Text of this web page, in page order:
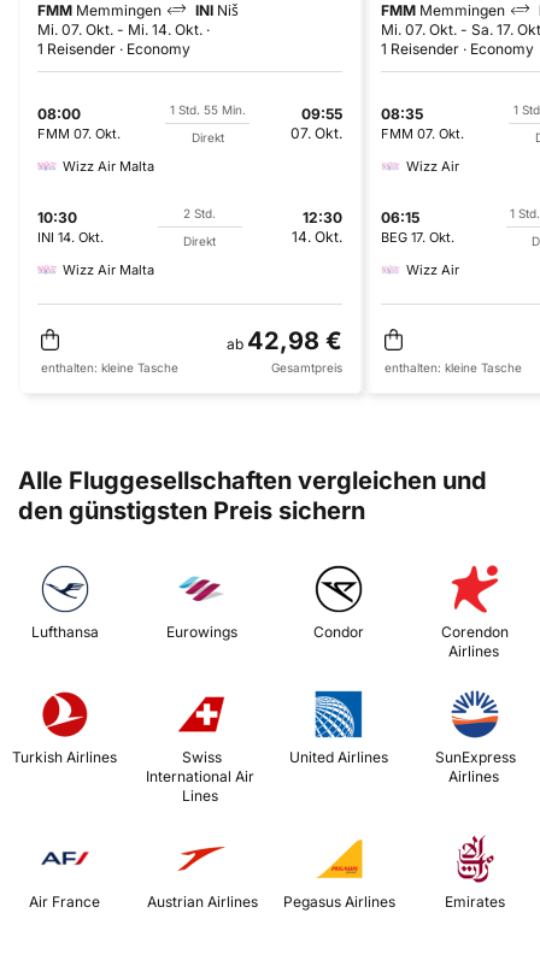
FMM Memmingen INI Niš
Mi. 07. Okt. - Mi. 14. Okt.
1 Reisender
Economy
08:00
FMM 07. Okt.
1 Std. 55 Min.
Direkt
09:55
07. Okt.
Wizz Air Malta
10:30
INI 14. Okt.
2 Std.
Direkt
12:30
14. Okt.
Wizz Air Malta
ab 42,98 €
enthalten: kleine Tasche Gesamtpreis
FMM Memmingen
Mi. 07. Okt. - Sa. 17.
1 Reisender
Economy
08:35
FMM 07. Okt.
1
Wizz Air
06:15
BEG 17. Okt.
1
Wizz Air
enthalten: kleine Tasche
Alle Fluggesellschaften vergleichen und
den günstigsten Preis sichern
Lufthansa Eurowings Condor
Corendon
Airlines
Turkish Airlines
International Air
Lines
United Airlines
Airlines
Air France Austrian Airlines Emirates